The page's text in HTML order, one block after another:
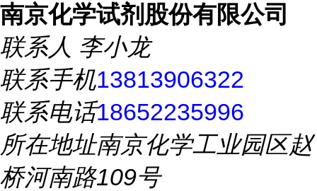
南京化学试剂股份有限公司
联系人 李小龙
联系手机13813906322
联系电话18652235996
所在地址南京化学工业园区赵
桥河南路109号